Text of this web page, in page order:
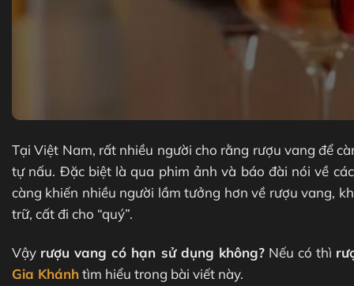
Tại Việt Nam, rất nhiều người cho rằng rượu vang để
tự nấu. Đặc biệt là qua phim ảnh và báo đài nói về
càng khiến nhiều người lầm tưởng hơn về rượu vang,
trữ, cất đi cho “quý”.
Vậy rượu vang có hạn sử dụng không?Nếu có thì
Gia Khánhtìm hiểu trong bài viết này.